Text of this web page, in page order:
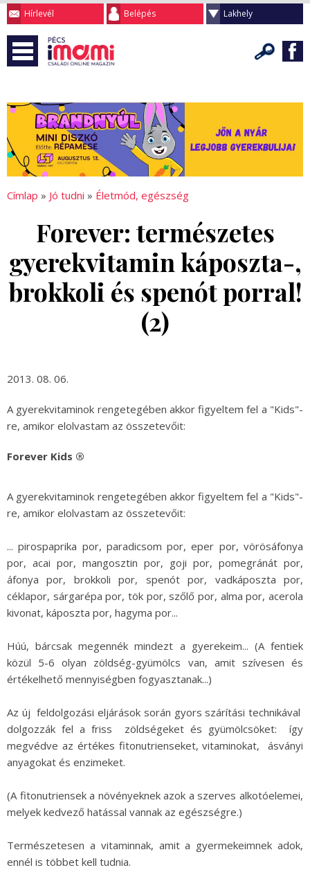
Hírlevél Belépés Lakhely
Címlap » Jó tudni » Életmód, egészség
Forever: természetes
gyerekvitamin káposzta-,
brokkoli és spenót porral!
(2)
2013. 08. 06.
A gyerekvitaminok rengetegében akkor figyeltem fel a "Kids"-
re, amikor elolvastam az összetevőit:
Forever Kids ®
A gyerekvitaminok rengetegében akkor figyeltem fel a "Kids"-
re, amikor elolvastam az összetevőit:
... pirospaprika por, paradicsom por, eper por, vörösáfonya
por, acai por, mangosztin por, goji por, pomegránát por,
áfonya por, brokkoli por, spenót por, vadkáposzta por,
céklapor, sárgarépa por, tök por, szőlő por, alma por, acerola
kivonat, káposzta por, hagyma por...
Húú, bárcsak megennék mindezt a gyerekeim... (A fentiek
közül 5-6 olyan zöldség-gyümölcs van, amit szívesen és
értékelhető mennyiségben fogyasztanak...)
Az új feldolgozási eljárások során gyors szárítási technikával
dolgozzák fel a friss zöldségeket és gyümölcsöket: így
megvédve az értékes fitonutrienseket, vitaminokat, ásványi
anyagokat és enzimeket.
(A fitonutriensek a növényeknek azok a szerves alkotóelemei,
melyek kedvező hatással vannak az egészségre.)
Természetesen a vitaminnak, amit a gyermekeimnek adok,
ennél is többet kell tudnia.